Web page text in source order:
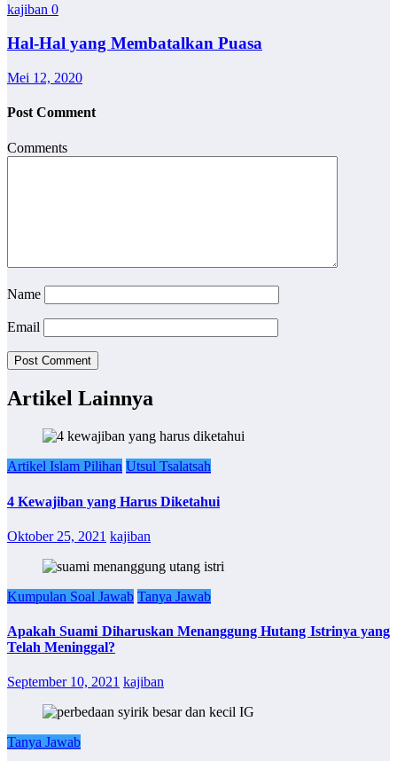
kajiban 0
Hal-Hal yang Membatalkan Puasa
Mei 12, 2020
Post Comment
Comments
Name
Email
Artikel Lainnya
Artikel Islam Pilihan Utsul Tsalatsah
4 Kewajiban yang Harus Diketahui
Oktober 25, 2021 kajiban
Kumpulan Soal Jawab Tanya Jawab
Apakah Suami Diharuskan Menanggung Hutang Istrinya yang
Telah Meninggal?
September 10, 2021 kajiban
Tanya Jawab